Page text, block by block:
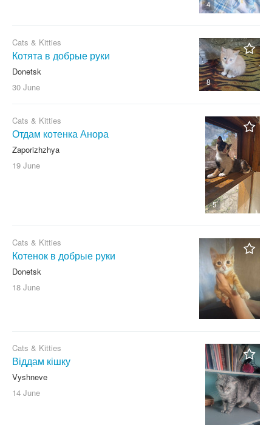
4
8
Cats & Kitties
Котята в добрые руки
Donetsk
30 June
5
Cats & Kitties
Отдам котенка Анора
Zaporizhzhya
19 June
Cats & Kitties
Котенок в добрые руки
Donetsk
18 June
Cats & Kitties
Віддам кішку
Vyshneve
14 June